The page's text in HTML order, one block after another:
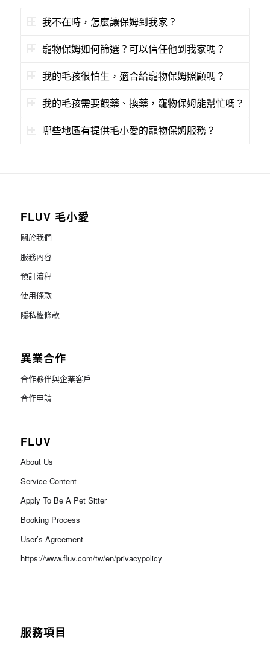
我不在時，怎麼讓保姆到我家？
寵物保姆如何篩選？可以信任他到我家嗎？
我的毛孩很怕生，適合給寵物保姆照顧嗎？
我的毛孩需要餵藥、換藥，寵物保姆能幫忙嗎？
哪些地區有提供毛小愛的寵物保姆服務？
FLUV 毛小愛
關於我們
服務內容
預訂流程
使用條款
隱私權條款
異業合作
合作夥伴與企業客戶
合作申請
FLUV
About Us
Service Content
Apply To Be A Pet Sitter
Booking Process
User’s Agreement
https://www.fluv.com/tw/en/privacypolicy
服務項目